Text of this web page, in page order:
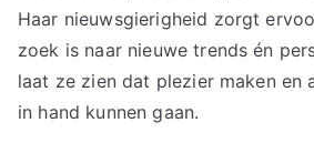
Haar nieuwsgierigheid zorgt
zoek is naar nieuwe trends én
laat ze zien dat plezier maken en
in hand kunnen gaan.